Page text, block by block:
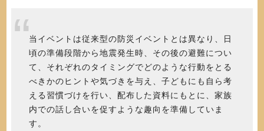
当イベントは従来型の防災イベントとは異なり、日
頃の準備段階から地震発生時、その後の避難につい
て、それぞれのタイミングでどのような行動をとる
べきかのヒントや気づきを与え、子どもにも自ら考
える習慣づけを行い、配布した資料にもとに、家族
内での話し合いを促すような趣向を準備していま
す。